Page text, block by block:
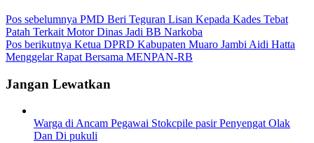
Pos sebelumnya PMD Beri Teguran Lisan Kepada Kades Tebat
Patah Terkait Motor Dinas Jadi BB Narkoba
Pos berikutnya Ketua DPRD Kabupaten Muaro Jambi Aidi Hatta
Menggelar Rapat Bersama MENPAN-RB
Jangan Lewatkan
Warga di Ancam Pegawai Stokcpile pasir Penyengat Olak
Dan Di pukuli